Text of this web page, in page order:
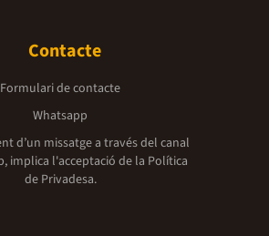
Contacte
Formulari de contacte
Whatsapp
d’un missatge a través del canal
implica l'acceptació de la Política
de Privadesa.